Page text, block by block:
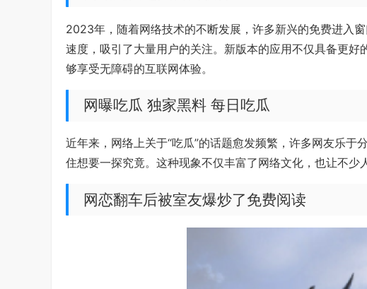
2023年，随着网络技术的不断发展，许多新兴的免费进入
速度，吸引了大量用户的关注。新版本的应用不仅具备更
够享受无障碍的互联网体验。
网曝吃瓜 独家黑料 每日吃瓜
近年来，网络上关于“吃瓜”的话题愈发频繁，许多网友乐
住想要一探究竟。这种现象不仅丰富了网络文化，也让不少
网恋翻车后被室友爆炒了免费阅读